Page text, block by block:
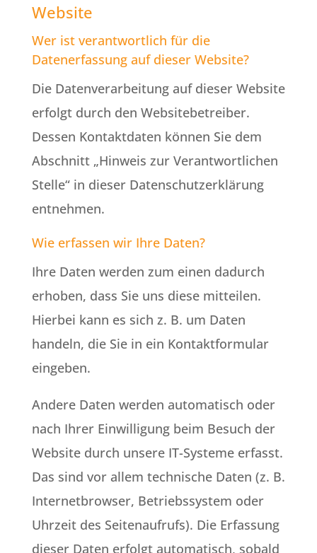
Website
Wer ist verantwortlich für die
Datenerfassung auf dieser Website?
Die Datenverarbeitung auf dieser Website
erfolgt durch den Websitebetreiber.
Dessen Kontaktdaten können Sie dem
Abschnitt „Hinweis zur Verantwortlichen
Stelle“ in dieser Datenschutzerklärung
entnehmen.
Wie erfassen wir Ihre Daten?
Ihre Daten werden zum einen dadurch
erhoben, dass Sie uns diese mitteilen.
Hierbei kann es sich z. B. um Daten
handeln, die Sie in ein Kontaktformular
eingeben.
Andere Daten werden automatisch oder
nach Ihrer Einwilligung beim Besuch der
Website durch unsere IT-Systeme erfasst.
Das sind vor allem technische Daten (z. B.
Internetbrowser, Betriebssystem oder
Uhrzeit des Seitenaufrufs). Die Erfassung
dieser Daten erfolgt automatisch, sobald